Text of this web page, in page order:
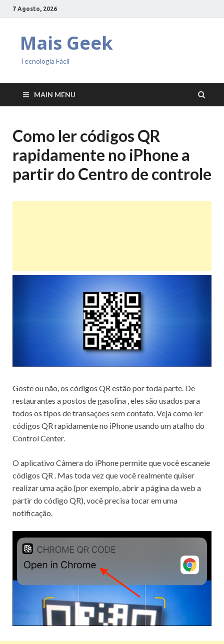
7 Agosto, 2026
Mais Geek
Tecnologia Fácil
MAIN MENU
Como ler códigos QR
rapidamente no iPhone a
partir do Centro de controle
Goste ou não, os códigos QR estão por toda parte. De
restaurantes apostos de gasolina , eles são usados ​​para
todos os tipos de transações sem contato.Veja como ler
códigos QR rapidamente no iPhone usando um atalho do
Control Center.
O aplicativo Câmera do iPhone permite que vocêescaneie
códigos QR . Mas toda vez que você realmente quiser
realizar uma ação (por exemplo, abrir a página da web a
partir do código QR), você precisa tocar em uma
notificação.